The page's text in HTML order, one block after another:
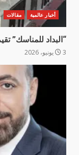
أخبار عالمية مقالات
“البداد للمناسك” تقيم 6 آلاف خيمة في موسم حج
3 يونيو، 2026